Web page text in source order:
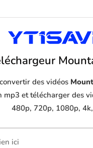
des vidéos
mp3 et télécharger des
480p, 720p, 1080p,